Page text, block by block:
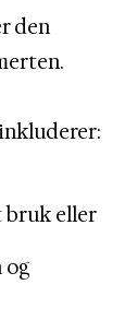
den
bruk eller
og